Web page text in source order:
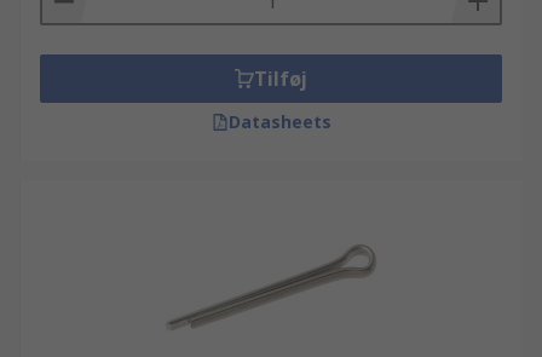
Tilføj
Datasheets